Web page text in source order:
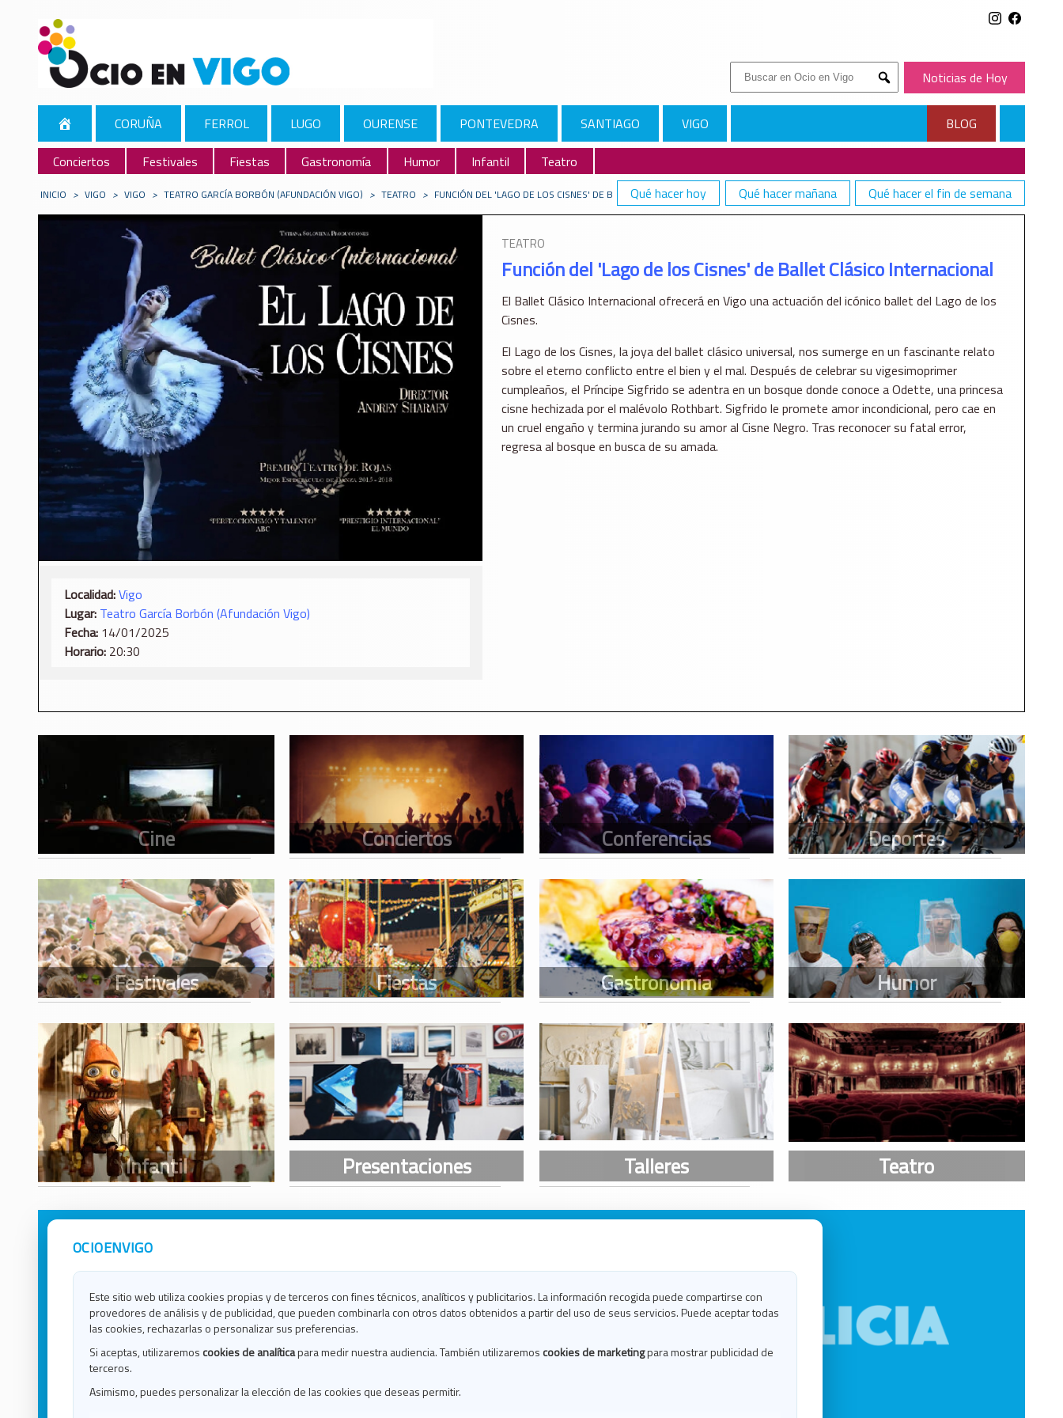
Buscar:
Submit
Noticias de Hoy
CORUÑA FERROL LUGO OURENSE PONTEVEDRA SANTIAGO VIGO
BLOG
Conciertos
Festivales Fiestas Gastronomía Humor Infantil
Teatro
Qué hacer hoy
Qué hacer mañana Qué hacer el fin de semana
INICIO > VIGO > VIGO > TEATRO GARCÍA BORBÓN (AFUNDACIÓN VIGO) > TEATRO > FUNCIÓN DEL 'LAGO DE LOS CISNES' DE BALLET CLÁSICO INTERNACIONAL
Localidad:Vigo
Lugar: Teatro García Borbón (Afundación Vigo)
Fecha: 14/01/2025
Horario: 20:30
TEATRO
Función del 'Lago de los Cisnes' de Ballet Clásico Internacional
El Ballet Clásico Internacional ofrecerá en Vigo una actuación del icónico ballet del Lago de los
Cisnes.
El Lago de los Cisnes, la joya del ballet clásico universal, nos sumerge en un fascinante relato
sobre el eterno conflicto entre el bien y el mal. Después de celebrar su vigesimoprimer
cumpleaños, el Príncipe Sigfrido se adentra en un bosque donde conoce a Odette, una princesa
cisne hechizada por el malévolo Rothbart. Sigfrido le promete amor incondicional, pero cae en
un cruel engaño y termina jurando su amor al Cisne Negro. Tras reconocer su fatal error,
regresa al bosque en busca de su amada.
OCIOENVIGO
Este sitio web utiliza cookies propias y de terceros con fines técnicos, analíticos y publicitarios. La información recogida puede compartirse con
provedores de análisis y de publicidad, que pueden combinarla con otros datos obtenidos a partir del uso de seus servicios. Puede aceptar todas
las cookies, rechazarlas o personalizar sus preferencias.
Si aceptas, utilizaremos cookies de analíticapara medir nuestra audiencia. También utilizaremos cookies de marketingpara mostrar publicidad de
terceros.
Asimismo, puedes personalizar la elección de las cookies que deseas permitir.
Avisos Legales
Política de Cookies
Ocio en Lugo
Ocio en Ourense
Ocio en Santiago
Blog